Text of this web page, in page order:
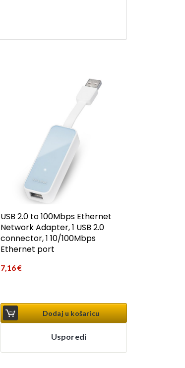
USB 2.0 to 100Mbps Ethernet
Network Adapter, 1 USB 2.0
connector, 1 10/100Mbps
Ethernet port
7,16€
Dodaj u košaricu
Usporedi